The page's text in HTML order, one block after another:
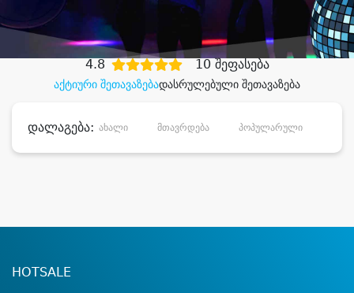
დიდი დანაზოგით
აქტიური შეთავაზებადასრულებული შეთავაზება
4.8 10 შეფასება
დალაგება: ახალი მთავრდება პოპულარული
HOTSALE